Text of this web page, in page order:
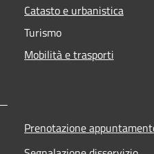
Catasto e urbanistica
Turismo
Mobilità e trasporti
Prenotazione